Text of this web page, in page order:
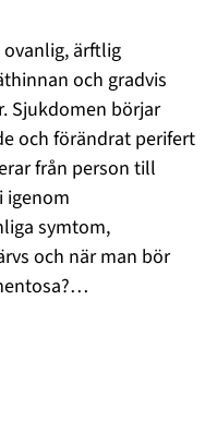
ovanlig, ärftlig
och gradvis
Sjukdomen börjar
och förändrat perifert
från person till
igenom
symtom,
och när man bör